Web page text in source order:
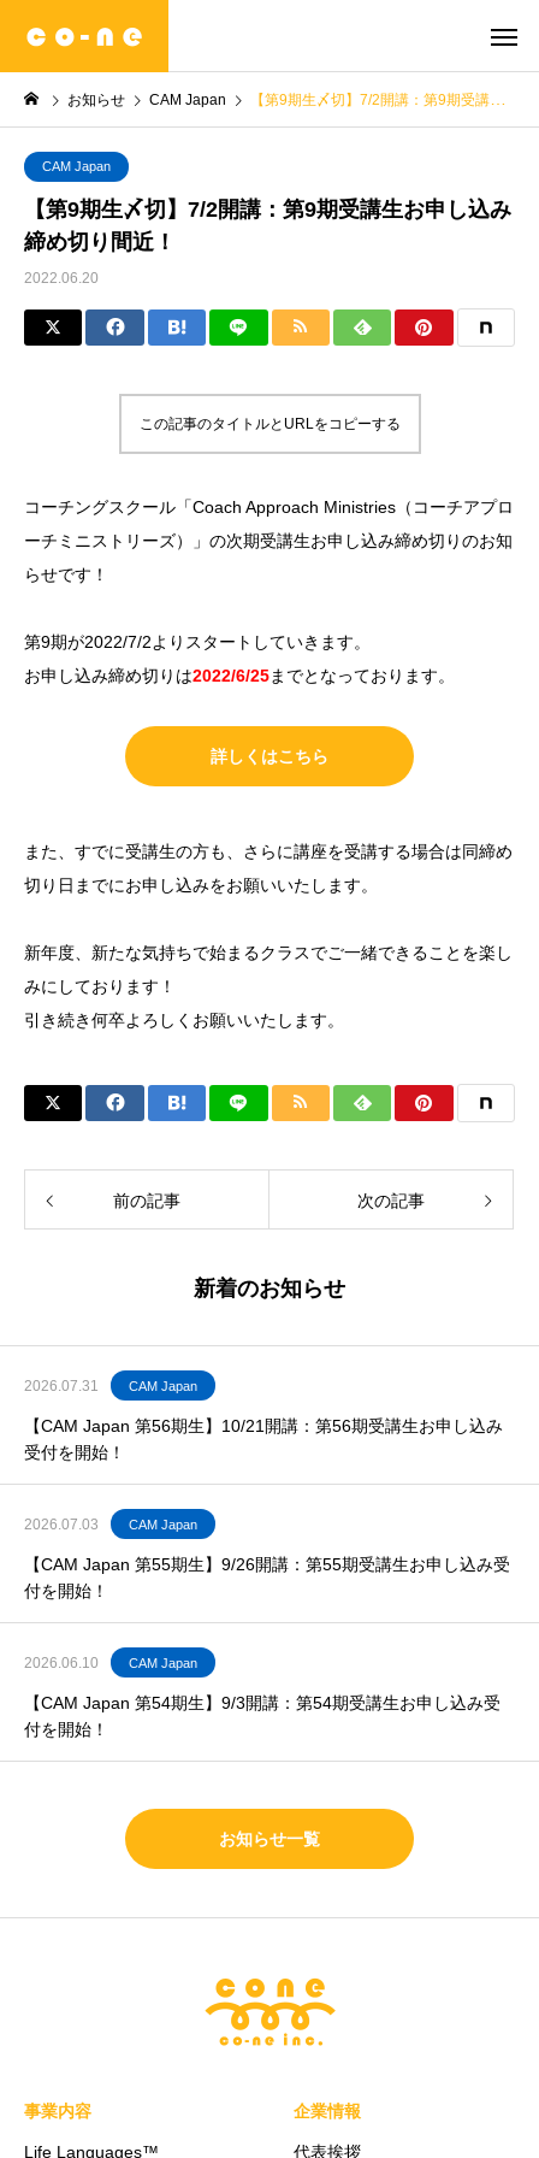
お知らせ CAM Japan 【第9期生〆切】7/2開講：第9期受講生お申し込み締め切り間近！
CAM Japan
【第9期生〆切】7/2開講：第9期受講生お申し込み
締め切り間近！
2022.06.20
この記事のタイトルとURLをコピーする
コーチングスクール「Coach Approach Ministries（コーチアプロ
ーチミニストリーズ）」の次期受講生お申し込み締め切りのお知
らせです！
第9期が2022/7/2よりスタートしていきます。
お申し込み締め切りは2022/6/25までとなっております。
詳しくはこちら
また、すでに受講生の方も、さらに講座を受講する場合は同締め
切り日までにお申し込みをお願いいたします。
新年度、新たな気持ちで始まるクラスでご一緒できることを楽し
みにしております！
引き続き何卒よろしくお願いいたします。
前の記事 次の記事
新着のお知らせ
2026.07.31 CAM Japan
【CAM Japan 第56期生】10/21開講：第56期受講生お申し込み
受付を開始！
2026.07.03 CAM Japan
【CAM Japan 第55期生】9/26開講：第55期受講生お申し込み受
付を開始！
2026.06.10 CAM Japan
【CAM Japan 第54期生】9/3開講：第54期受講生お申し込み受
付を開始！
お知らせ一覧
事業内容
Life Languages™
企業情報
代表挨拶